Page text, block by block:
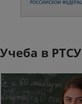
Учеба в РТСУ